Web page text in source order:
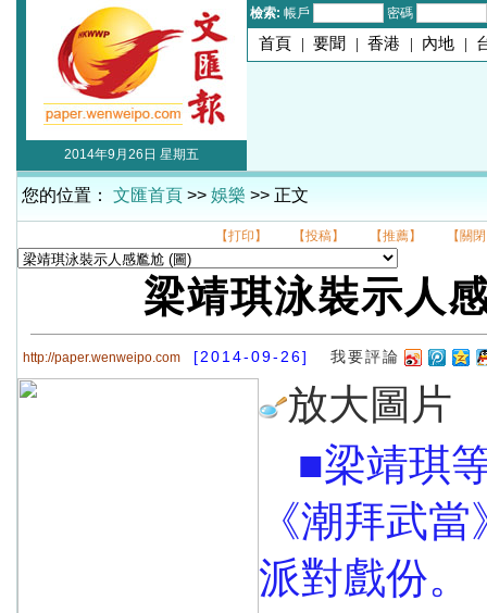
檢索: 帳戶 密碼
首頁 | 要聞 | 香港 | 內地 |
2014年9月26日 星期五
您的位置： 文匯首頁 >> 娛樂 >> 正文
【打印】 【投稿】 【推薦】 【關
梁靖琪泳裝示人
http://paper.wenweipo.com [2014-09-26] 我要評論
放大圖片
■梁靖琪
《潮拜武
派對戲份。